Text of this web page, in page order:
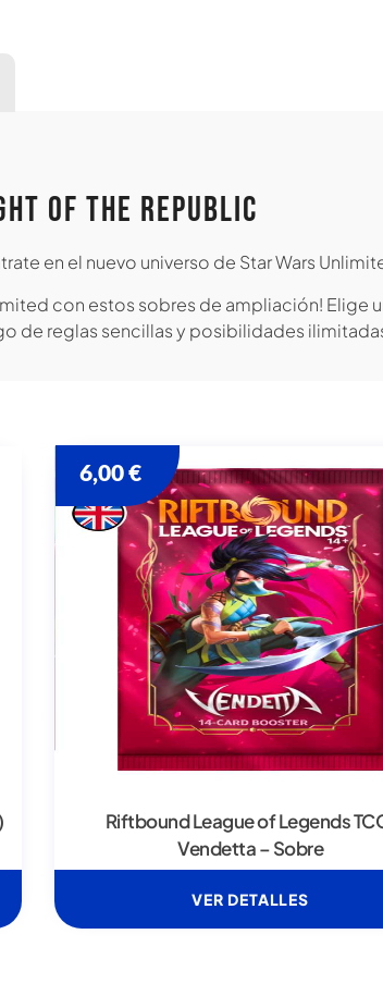
of the Republic
en el nuevo universo de Star Wars
con estos sobres de ampliación! Elige
de reglas sencillas y posibilidades
6,00€
Riftbound League of Legends
Vendetta – Sobre
VER DETALLES